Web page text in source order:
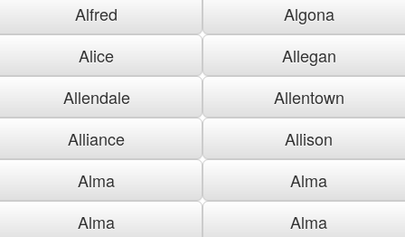
Alfred
Algona
Alice
Allegan
Allendale
Allentown
Alliance
Allison
Alma
Alma
Alma
Alma